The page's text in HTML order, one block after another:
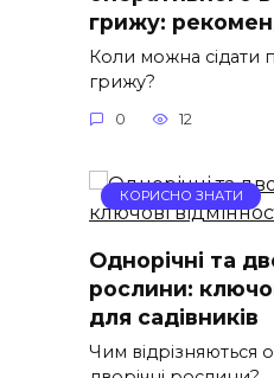
грижу:
Коли можна сідати
грижу?
0 12
КОРИСНО ЗНАТИ
Однорічні та
рослини:
для садівників
Чим відрізняються